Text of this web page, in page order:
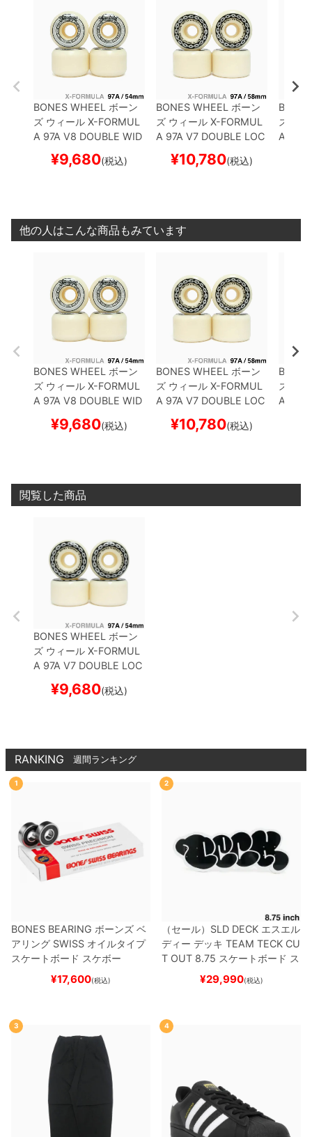
BONES WHEEL ボーン
ズ ウィール X-FORMUL
A 97A V8 DOUBLE WID
ES 26 54mm スケート
ボード スケボー
¥9,680(税込)
BONES WHEEL ボーン
ズ ウィール X-FORMUL
A 97A V7 DOUBLE LOC
KS 2658mm スケート
ボード スケボー
¥10,780(税込)
ズ
A 97A
他の人はこんな商品もみています
BONES WHEEL ボーン
ズ ウィール X-FORMUL
A 97A V8 DOUBLE WID
ボード スケボー
¥9,680(税込)
BONES WHEEL ボーン
ズ ウィール X-FORMUL
A 97A V7 DOUBLE LOC
ボード スケボー
¥10,780(税込)
ズ
A 97A
閲覧した商品
BONES WHEEL ボーン
ズ ウィール X-FORMUL
A 97A V7 DOUBLE LOC
ボード スケボー
¥9,680(税込)
RANKING 週間ランキング
1
BONES BEARING ボーンズ ベ
アリング SWISS オイルタイプ
スケートボード スケボー
¥17,600(税込)
2
（セール） SLD DECK エスエル
ディー デッキ TEAM TECK CU
T OUT 8.75 スケートボード ス
¥29,990(税込)
3 4